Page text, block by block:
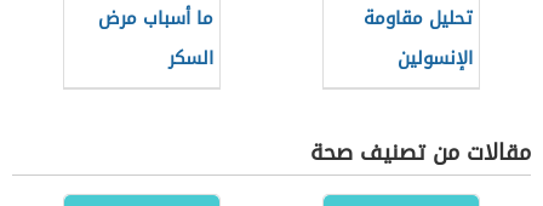
تحليل مقاومة
الإنسولين
ما أسباب مرض
السكر
مقالات من تصنيف صحة